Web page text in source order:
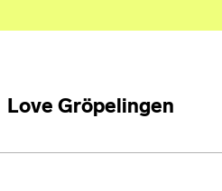
Love Gröpelingen